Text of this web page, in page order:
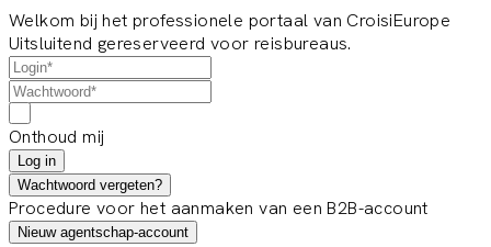
Welkom bij het professionele portaal van CroisiEurope
Uitsluitend gereserveerd voor reisbureaus.
Onthoud mij
Log in
Wachtwoord vergeten?
Procedure voor het aanmaken van een B2B-account
Nieuw agentschap-account